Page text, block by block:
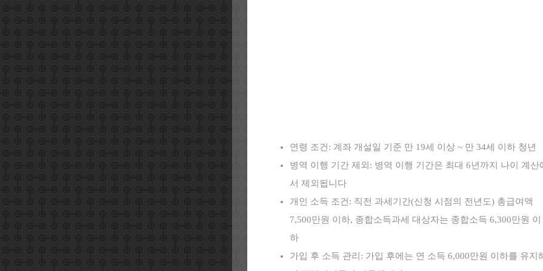
연령 조건: 계좌 개설일 기준 만 19세 이상 ~ 만 34세 이하 청년
병역 이행 기간 제외: 병역 이행 기간은 최대 6년까지 나이 계산
서 제외됩니다
개인 소득 조건: 직전 과세기간(신청 시점의 전년도) 총급여액
7,500만원 이하, 종합소득과세 대상자는 종합소득 6,300만원 이
하
가입 후 소득 관리: 가입 후에는 연 소득 6,000만원 이하를 유지